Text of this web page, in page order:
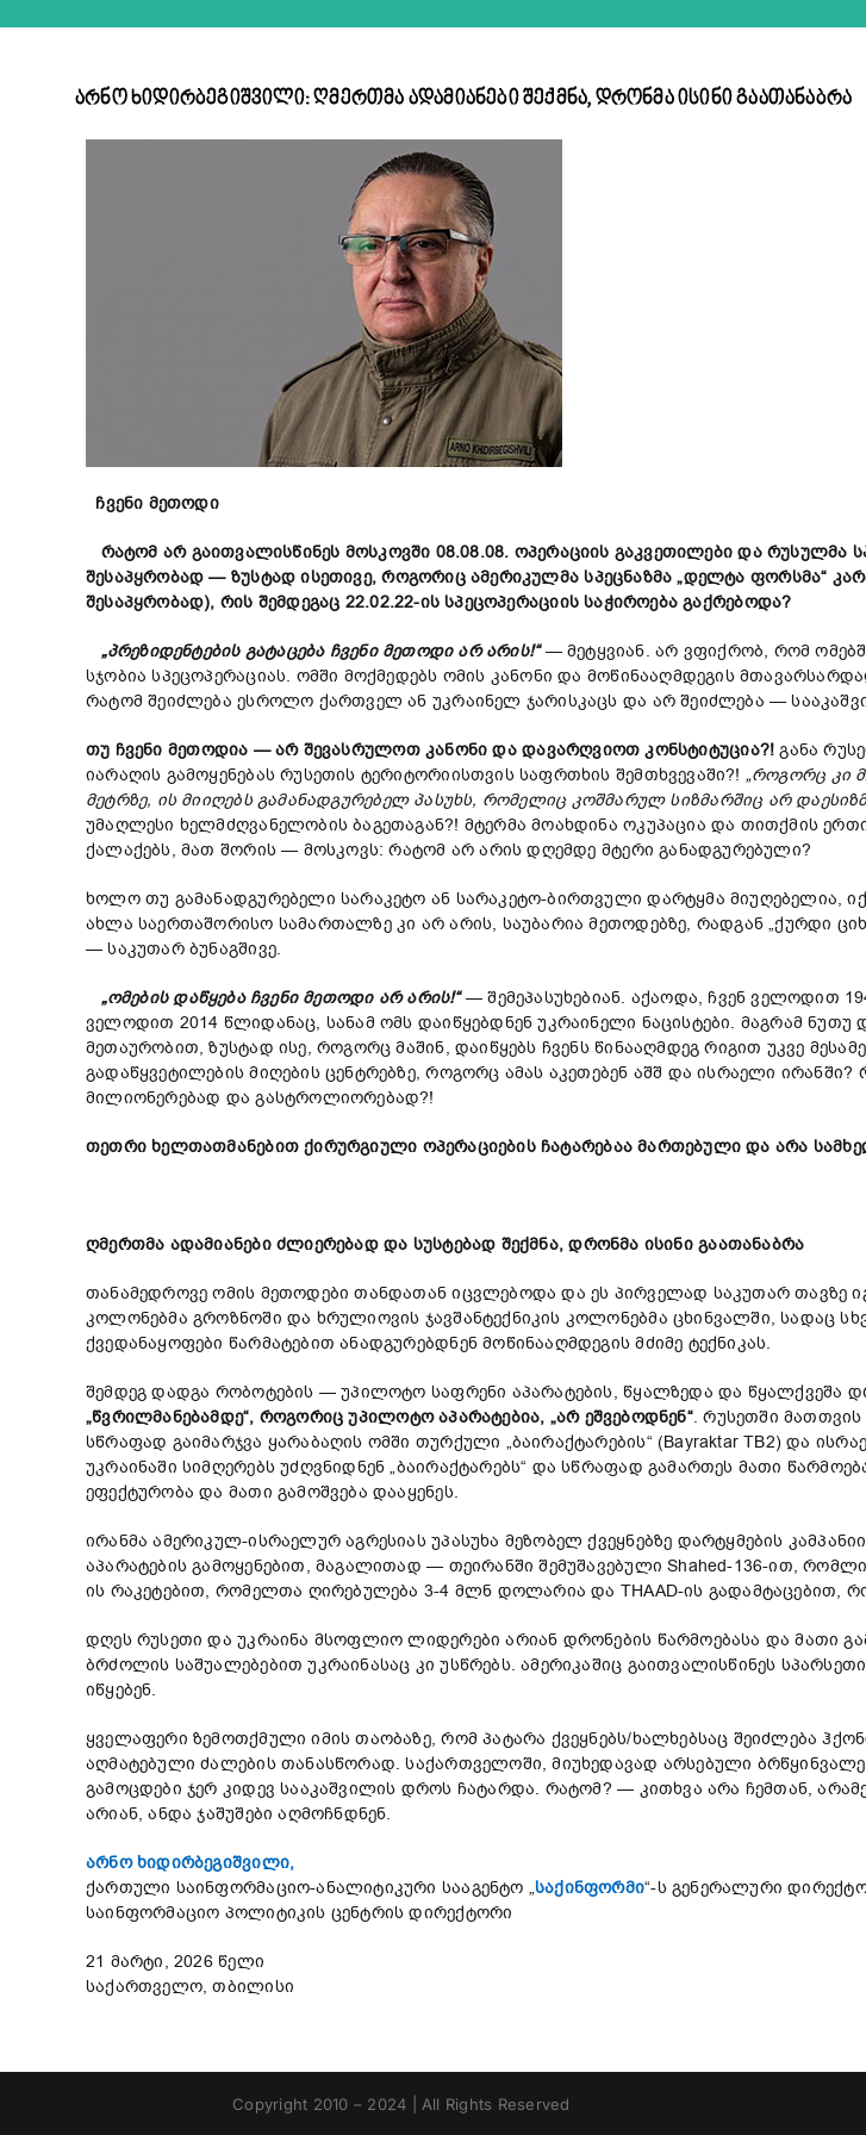
არნო ხიდირბეგიშვილი: ღმერთმა ადამიანები შექმნა, დრონმა ისინი გაათანაბრა
ჩვენი მეთოდი
რატომ არ გაითვალისწინეს მოსკოვში 08.08.08. ოპერაციის გაკვეთილები და რუსულმა
შესაპყრობად — ზუსტად ისეთივე,როგორიც ამერიკულმა სპეცნაზმა „დელტა ფორსმა“
შესაპყრობად), რის შემდეგაც 22.02.22-ის სპეცოპერაციის საჭიროება გაქრებოდა?
„პრეზიდენტების გატაცება ჩვენი მეთოდი არ არის!“— მეტყვიან. არ ვფიქრობ, რომ
სჯობია სპეცოპერაციას. ომში მოქმედებს ომის კანონი და მოწინააღმდეგის
რატომ შეიძლება ესროლო ქართველ ან უკრაინელ ჯარისკაცს და არ შეიძლება —
თუ ჩვენი მეთოდია —არ შევასრულოთ კანონი და დავარღვიოთ კონსტიტუცია?! განა
იარაღის გამოყენებას რუსეთის ტერიტორიისთვის საფრთხის შემთხვევაში?! „როგორც კი
მეტრზე, ის მიიღებს გამანადგურებელ პასუხს, რომელიც კოშმარულ სიზმარშიც არ
უმაღლესი ხელმძღვანელობის ბაგეთაგან?! მტერმა მოახდინა ოკუპაცია და თითქმის
ქალაქებს, მათ შორის — მოსკოვს: რატომ არ არის დღემდე მტერი განადგურებული?
ხოლო თუ გამანადგურებელი სარაკეტო ან სარაკეტო-ბირთვული დარტყმა მიუღებელია,
ახლა საერთაშორისო სამართალზე კი არ არის, საუბარია მეთოდებზე, რადგან „ქურდი
— საკუთარ ბუნაგშივე.
„ომების დაწყება ჩვენი მეთოდი არ არის!“— შემეპასუხებიან. აქაოდა, ჩვენ ველოდით
ველოდით 2014 წლიდანაც, სანამ ომს დაიწყებდნენ უკრაინელი ნაცისტები. მაგრამ
მეთაურობით, ზუსტად ისე, როგორც მაშინ, დაიწყებს ჩვენს წინააღმდეგ რიგით უკვე
გადაწყვეტილების მიღების ცენტრებზე, როგორც ამას აკეთებენ აშშ და ისრაელი
მილიონერებად და გასტროლიორებად?!
თეთრი ხელთათმანებით ქირურგიული ოპერაციების ჩატარებაა მართებული და არა
ღმერთმა ადამიანები ძლიერებად და სუსტებად შექმნა, დრონმა ისინი გაათანაბრა
თანამედროვე ომის მეთოდები თანდათან იცვლებოდა და ეს პირველად საკუთარ თავზე
კოლონებმა გროზნოში და ხრულიოვის ჯავშანტექნიკის კოლონებმა ცხინვალში, სადაც
ქვედანაყოფები წარმატებით ანადგურებდნენ მოწინააღმდეგის მძიმე ტექნიკას.
შემდეგ დადგა რობოტების — უპილოტო საფრენი აპარატების, წყალზედა და წყალქვეშა
„წვრილმანებამდე“, როგორიც უპილოტო აპარატებია, „არ ეშვებოდნენ“. რუსეთში მათთვის
სწრაფად გაიმარჯვა ყარაბაღის ომში თურქული „ბაირაქტარების“ (Bayraktar TB2) და
უკრაინაში სიმღერებს უძღვნიდნენ „ბაირაქტარებს“ და სწრაფად გამართეს მათი
ეფექტურობა და მათი გამოშვება დააყენეს.
ირანმა ამერიკულ-ისრაელურ აგრესიას უპასუხა მეზობელ ქვეყნებზე დარტყმების
აპარატების გამოყენებით, მაგალითად — თეირანში შემუშავებული Shahed-136-ით,
ის რაკეტებით, რომელთა ღირებულება 3-4 მლნ დოლარია და THAAD-ის
დღეს რუსეთი და უკრაინა მსოფლიო ლიდერები არიან დრონების წარმოებასა და მათი
ბრძოლის საშუალებებით უკრაინასაც კი უსწრებს. ამერიკაშიც გაითვალისწინეს
იწყებენ.
ყველაფერი ზემოთქმული იმის თაობაზე, რომ პატარა ქვეყნებს/ხალხებსაც შეიძლება
აღმატებული ძალების თანასწორად. საქართველოში, მიუხედავად არსებული
გამოცდები ჯერ კიდევ სააკაშვილის დროს ჩატარდა. რატომ? — კითხვა არა ჩემთან,
არიან, ანდა ჯაშუშები აღმოჩნდნენ.
არნო ხიდირბეგიშვილი,
ქართული საინფორმაციო-ანალიტიკური სააგენტო „საქინფორმი“-ს გენერალური
საინფორმაციო პოლიტიკის ცენტრის დირექტორი
21 მარტი, 2026 წელი
საქართველო, თბილისი
Copyright 2010 – 2024 | All Rights Reserved